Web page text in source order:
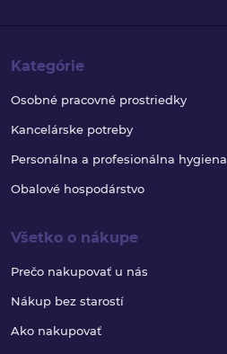
Kategórie
Osobné pracovné prostriedky
Kancelárske potreby
Personálna a profesionálna hygiena
Obalové hospodárstvo
Všetko o nákupe
Prečo nakupovať u nás
Nákup bez starostí
Ako nakupovať